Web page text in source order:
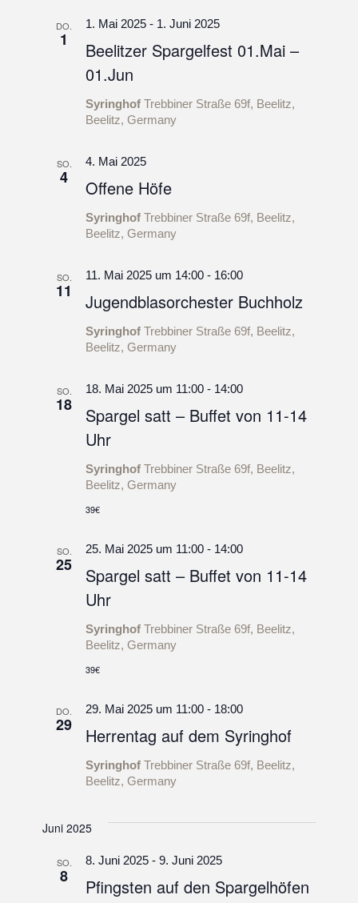
DO.
1
Beelitzer Spargelfest 01.Mai –
01.Jun
1. Mai 2025 - 1. Juni 2025
SyringhofTrebbiner Straße 69f, Beelitz,
Beelitz, Germany
SO.
4 Offene Höfe
4. Mai 2025
SyringhofTrebbiner Straße 69f, Beelitz,
Beelitz, Germany
SO.
11 Jugendblasorchester Buchholz
11. Mai 2025 um 14:00 - 16:00
SyringhofTrebbiner Straße 69f, Beelitz,
Beelitz, Germany
SO.
18
Spargel satt – Buffet von 11-14
Uhr
18. Mai 2025 um 11:00 - 14:00
SyringhofTrebbiner Straße 69f, Beelitz,
Beelitz, Germany
39€
SO.
25
Spargel satt – Buffet von 11-14
Uhr
25. Mai 2025 um 11:00 - 14:00
SyringhofTrebbiner Straße 69f, Beelitz,
Beelitz, Germany
39€
DO.
29 Herrentag auf dem Syringhof
29. Mai 2025 um 11:00 - 18:00
SyringhofTrebbiner Straße 69f, Beelitz,
Beelitz, Germany
Juni 2025
SO.
8 Pfingsten auf den Spargelhöfen
8. Juni 2025 -9. Juni 2025